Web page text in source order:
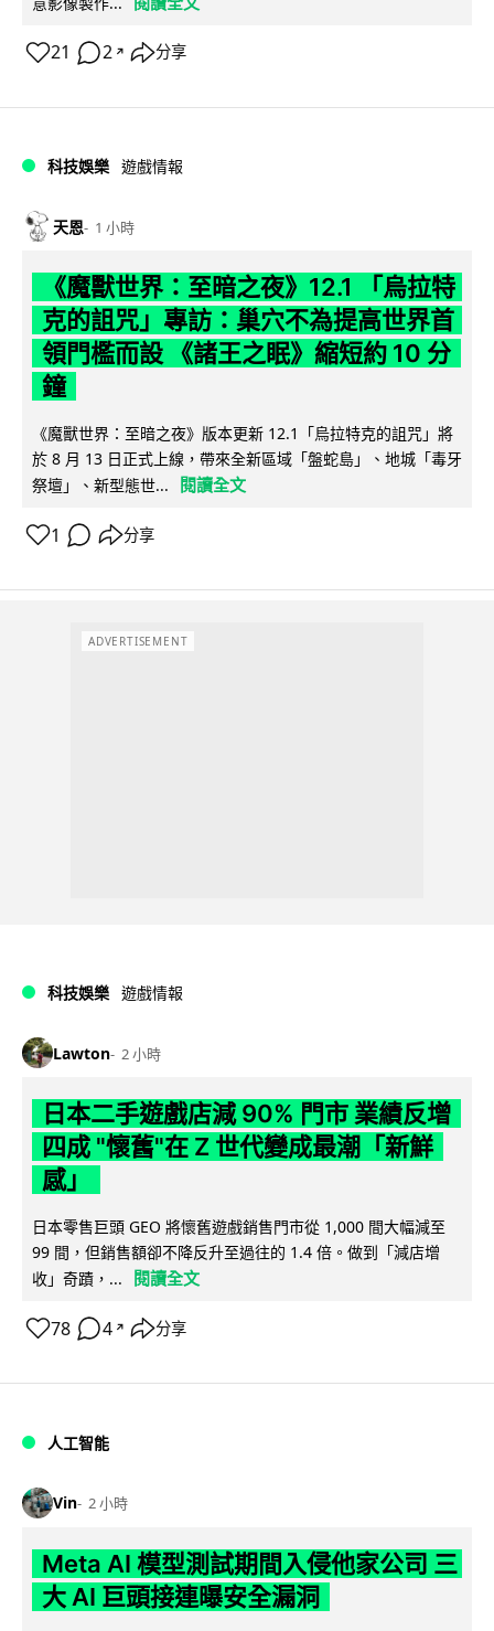
21 2 ↗ 分享
科技娛樂 遊戲情報
天恩 1 小時
《魔獸世界：至暗之夜》12.1 「烏拉特
克的詛咒」專訪：巢穴不為提高世界首
領門檻而設 《諸王之眠》縮短約 10 分
鐘
《魔獸世界：至暗之夜》版本更新 12.1「烏拉特克的詛咒」將
於 8 月 13 日正式上線，帶來全新區域「盤蛇島」、地城「毒牙
祭壇」、新型態世...
閱讀全文
1 分享
ADVERTISEMENT
科技娛樂 遊戲情報
Lawton 2 小時
日本二手遊戲店減 90% 門市 業績反增
四成 "懷舊"在 Z 世代變成最潮「新鮮
感」
日本零售巨頭 GEO 將懷舊遊戲銷售門市從 1,000 間大幅減至
99 間，但銷售額卻不降反升至過往的 1.4 倍。做到「減店增
收」奇蹟，...
閱讀全文
78 4 ↗ 分享
人工智能
Vin 2 小時
Meta AI 模型測試期間入侵他家公司 三
大 AI 巨頭接連曝安全漏洞